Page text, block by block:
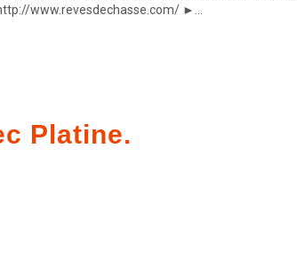
www.revesdechasse.com/ ►...
Platine.